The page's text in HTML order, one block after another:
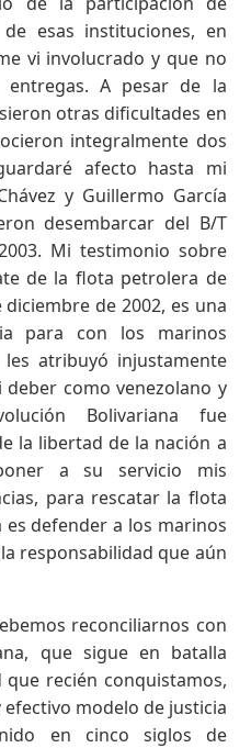
esas instituciones, en
vi involucrado y que no
entregas. A pesar de la
otras dificultades en
integralmente dos
afecto hasta mi
y Guillermo García
desembarcar del B/T
Mi testimonio sobre
de la flota petrolera de
de 2002, es una
para con los marinos
atribuyó injustamente
como venezolano y
Bolivariana fue
la libertad de la nación a
a su servicio mis
para rescatar la flota
defender a los marinos
responsabilidad que aún
reconciliarnos con
que sigue en batalla
recién conquistamos,
modelo de justicia
en cinco siglos de